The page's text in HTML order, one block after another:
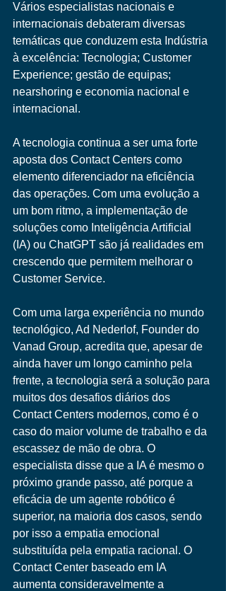
Vários especialistas nacionais e
internacionais debateram diversas
temáticas que conduzem esta Indústria
à excelência: Tecnologia; Customer
Experience; gestão de equipas;
nearshoring e economia nacional e
internacional.
A tecnologia continua a ser uma forte
aposta dos Contact Centers como
elemento diferenciador na eficiência
das operações. Com uma evolução a
um bom ritmo, a implementação de
soluções como Inteligência Artificial
(IA) ou ChatGPT são já realidades em
crescendo que permitem melhorar o
Customer Service.
Com uma larga experiência no mundo
tecnológico, Ad Nederlof, Founder do
Vanad Group, acredita que, apesar de
ainda haver um longo caminho pela
frente, a tecnologia será a solução para
muitos dos desafios diários dos
Contact Centers modernos, como é o
caso do maior volume de trabalho e da
escassez de mão de obra. O
especialista disse que a IA é mesmo o
próximo grande passo, até porque a
eficácia de um agente robótico é
superior, na maioria dos casos, sendo
por isso a empatia emocional
substituída pela empatia racional. O
Contact Center baseado em IA
aumenta consideravelmente a